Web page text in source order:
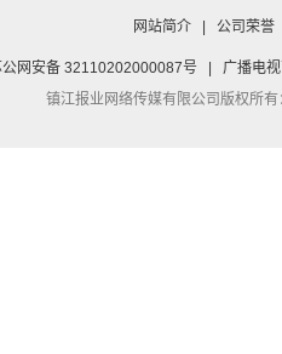
网站简介 公司荣誉
公网安备 32110202000087号
广播电
镇江报业网络传媒有限公司版权所